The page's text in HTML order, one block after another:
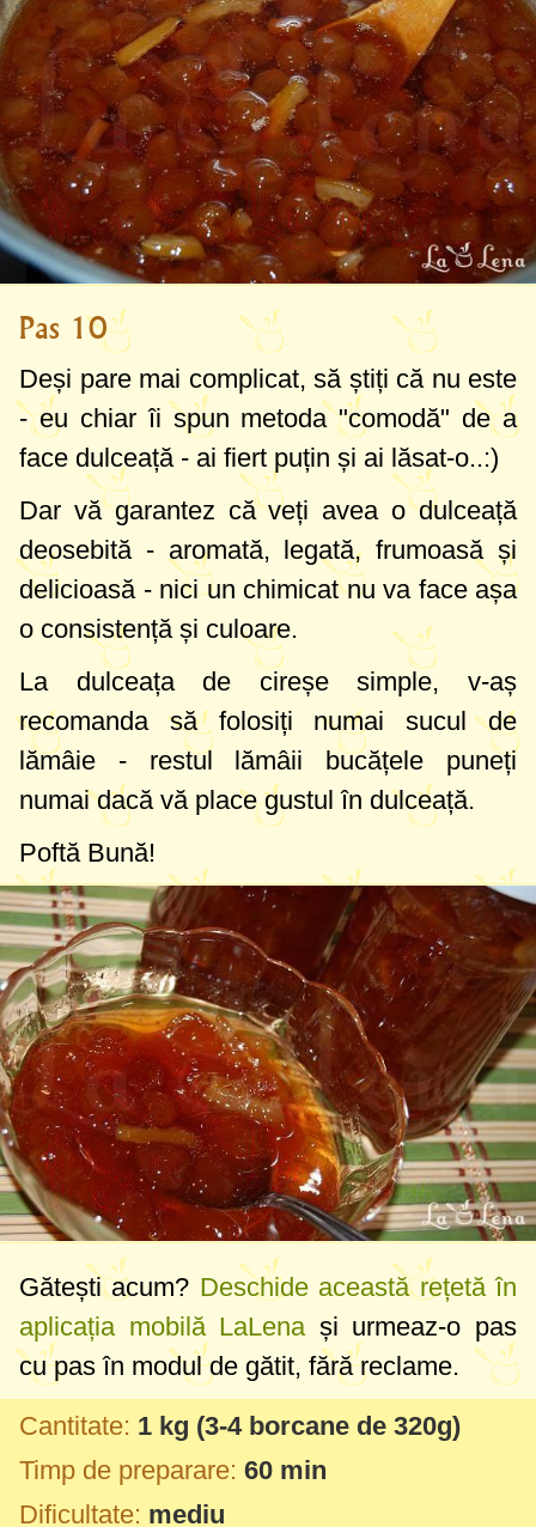
Pas 10
Deși pare mai complicat, să știți că nu este
- eu chiar îi spun metoda "comodă" de a
face dulceață - ai fiert puțin și ai lăsat-o..:)
Dar vă garantez că veți avea o dulceață
deosebită - aromată, legată, frumoasă și
delicioasă - nici un chimicat nu va face așa
o consistență și culoare.
La dulceața de cireșe simple, v-aș
recomanda să folosiți numai sucul de
lămâie - restul lămâii bucățele puneți
numai dacă vă place gustul în dulceață.
Poftă Bună!
Gătești acum? Deschide această rețetă în
aplicația mobilă LaLenași urmeaz-o pas
cu pas în modul de gătit, fără reclame.
Cantitate: 1 kg (3-4 borcane de 320g)
Timp de preparare: 60 min
Dificultate: mediu